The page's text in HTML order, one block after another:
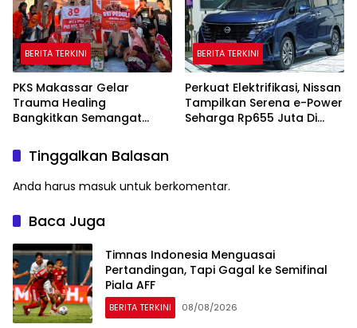
BERITA TERKINI
PKS Makassar Gelar
Trauma Healing
Bangkitkan Semangat
BERITA TERKINI
Perkuat Elektrifikasi, Nissan
Tampilkan Serena e-Power
Seharga Rp655 Juta Di
Tinggalkan Balasan
Anda harus masuk untuk berkomentar.
Baca Juga
Timnas Indonesia Menguasai
Pertandingan, Tapi Gagal ke Semifinal
Piala AFF
BERITA TERKINI 08/08/2026